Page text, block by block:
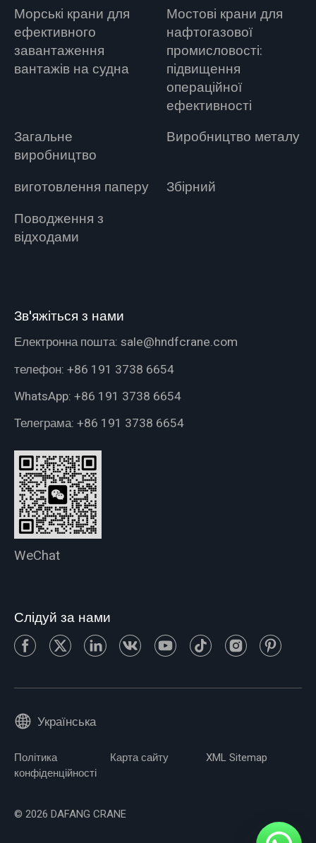
Морські крани для
ефективного
завантаження
вантажів на судна
Мостові крани для
нафтогазової
промисловості:
підвищення
операційної
ефективності
Загальне
виробництво
Виробництво металу
виготовлення паперу
Збірний
Поводження з
відходами
Зв'яжіться з нами
Електронна пошта: sale@hndfcrane.com
телефон: +86 191 3738 6654
WhatsApp: +86 191 3738 6654
Телеграма: +86 191 3738 6654
WeChat
Слідуй за нами
Українська
Політика
конфіденційності
Карта сайту XML Sitemap
© 2026 DAFANG CRANE